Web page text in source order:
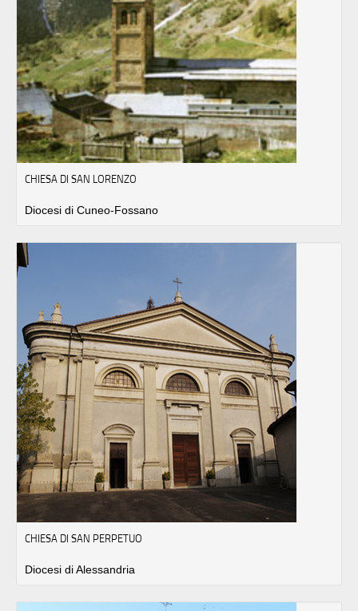
CHIESA DI SAN LORENZO
Diocesi di Cuneo-Fossano
CHIESA DI SAN PERPETUO
Diocesi di Alessandria